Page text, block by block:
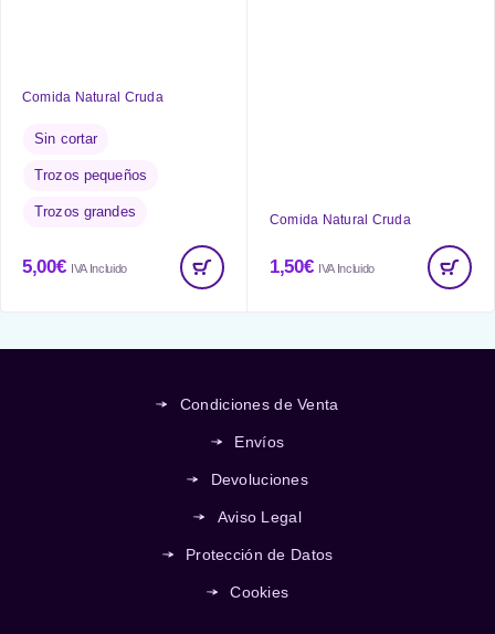
Comida Natural Cruda
Sin cortar
Trozos pequeños
Trozos grandes
5,00€ IVA Incluido
Comida Natural Cruda
1,50€ IVA Incluido
Condiciones de Venta
Envíos
Devoluciones
Aviso Legal
Protección de Datos
Cookies